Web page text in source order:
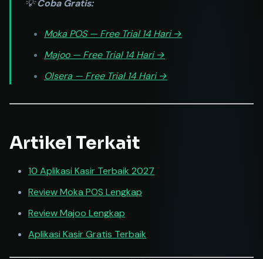
💡Coba Gratis:
Moka POS — Free Trial 14 Hari →
Majoo — Free Trial 14 Hari →
Olsera — Free Trial 14 Hari →
Artikel Terkait
10 Aplikasi Kasir Terbaik 2027
Review Moka POS Lengkap
Review Majoo Lengkap
Aplikasi Kasir Gratis Terbaik